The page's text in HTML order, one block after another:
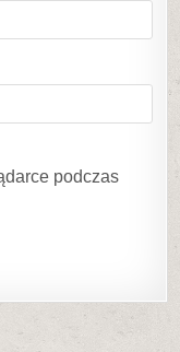
podczas